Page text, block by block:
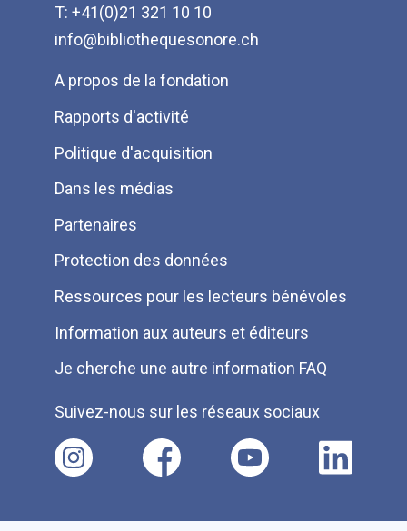
T: +41(0)21 321 10 10
info@bibliothequesonore.ch
Menu
Pied
de
page
A propos de la fondation
Rapports d'activité
Politique d'acquisition
Dans les médias
Partenaires
Protection des données
Ressources pour les lecteurs bénévoles
Information aux auteurs et éditeurs
Je cherche une autre information FAQ
Suivez-nous sur les réseaux sociaux